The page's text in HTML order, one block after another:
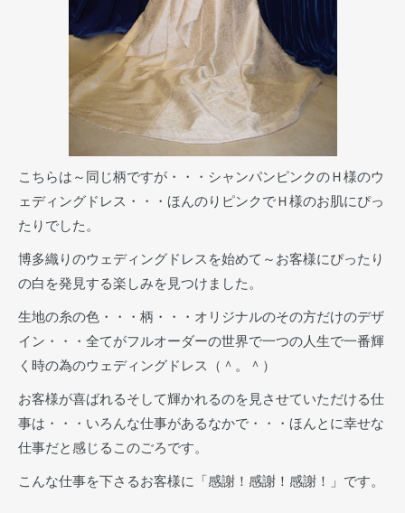
こちらは～同じ柄ですが・・・シャンパンピンクのＨ様のウ
ェディングドレス・・・ほんのりピンクでＨ様のお肌にぴっ
たりでした。
博多織りのウェディングドレスを始めて～お客様にぴったり
の白を発見する楽しみを見つけました。
生地の糸の色・・・柄・・・オリジナルのその方だけのデザ
イン・・・全てがフルオーダーの世界で一つの人生で一番輝
く時の為のウェディングドレス（＾。＾）
お客様が喜ばれるそして輝かれるのを見させていただける仕
事は・・・いろんな仕事があるなかで・・・ほんとに幸せな
仕事だと感じるこのごろです。
こんな仕事を下さるお客様に「感謝！感謝！感謝！」です。